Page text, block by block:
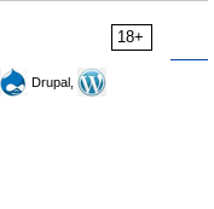
18+
Drupal,